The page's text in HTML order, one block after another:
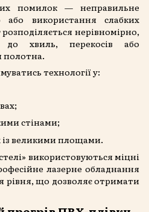
помилок — неправильне
або використання слабких
нерівномірно,
хвиль, перекосів або
полотна.
технології у:
стінами;
із великими площами.
використовуються міцні
лазерне обладнання
рівня, що дозволяє отримати